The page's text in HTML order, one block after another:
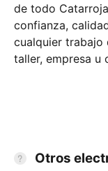
de todo
confianza,
cualquier trabajo
taller, empresa u
Otros